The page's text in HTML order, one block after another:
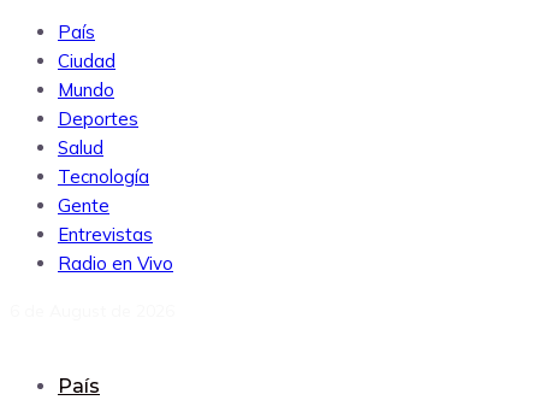
País
Ciudad
Mundo
Deportes
Salud
Tecnología
Gente
Entrevistas
Radio en Vivo
País